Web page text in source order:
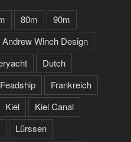
80m
90m
Andrew Winch Design
Dutch
Feadship
Frankreich
Kiel
Kiel Canal
Lürssen